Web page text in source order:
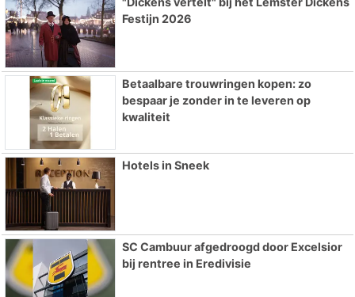
Festijn 2026
Betaalbare trouwringen kopen: zo
bespaar je zonder in te leveren op
kwaliteit
Hotels in Sneek
SC Cambuur afgedroogd door Excelsior
bij rentree in Eredivisie